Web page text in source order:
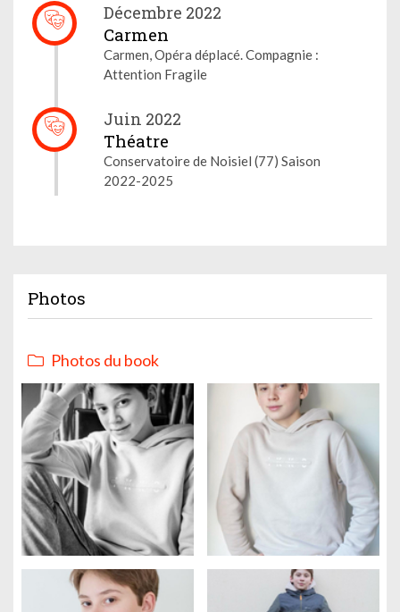
Décembre 2022
Carmen
Carmen, Opéra déplacé. Compagnie :
Attention Fragile
Juin 2022
Théatre
Conservatoire de Noisiel (77) Saison
2022-2025
Photos
Photos du book